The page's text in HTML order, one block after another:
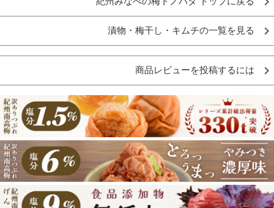
漬物・梅干し・キムチの一覧を見る
商品レビューを投稿するには